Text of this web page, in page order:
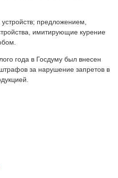
предложением,
имитирующие курение
года в Госдуму был внесен
за нарушение запретов в